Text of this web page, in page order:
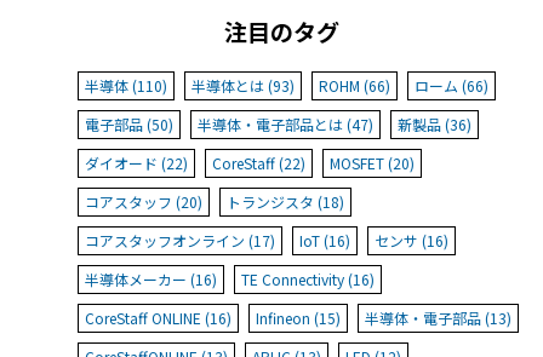
注目のタグ
半導体 (110) 半導体とは (93) ROHM (66)
ローム (66)
電子部品 (50)
半導体・電子部品とは (47)
新製品 (36)
ダイオード (22)
CoreStaff (22)
MOSFET (20)
コアスタッフ (20)
トランジスタ (18)
コアスタッフオンライン (17)
IoT (16)
センサ (16)
半導体メーカー (16)
TE Connectivity (16)
CoreStaff ONLINE (16)
Infineon (15)
半導体・電子部品 (13)